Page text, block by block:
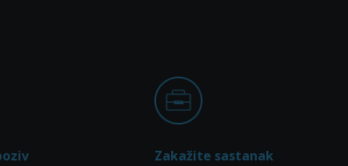
Zakažite sastanak